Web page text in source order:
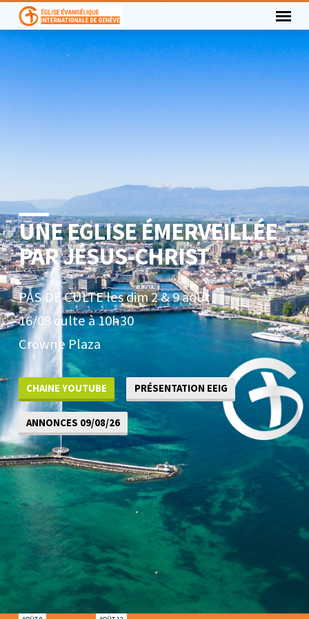
UNE EGLISE ÉMERVEILLÉE
PAR JÉSUS-CHRIST
PAS DE CULTE les dim 2 & 9 août
16/08 culte à 10h30
Crowne Plaza
CHAINE YOUTUBE PRÉSENTATION EEIG
ANNONCES 09/08/26